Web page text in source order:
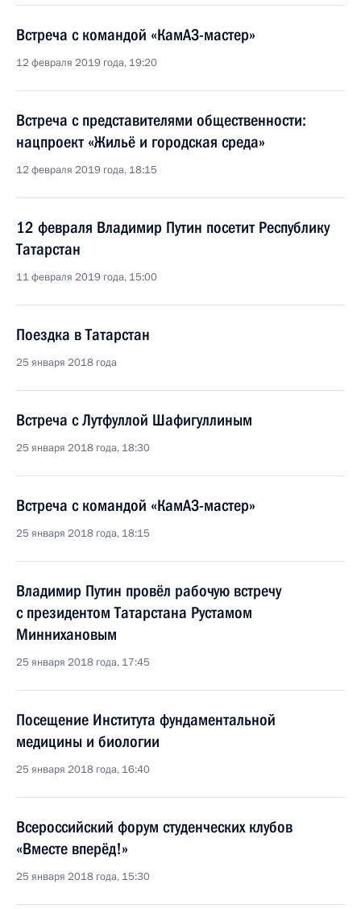
Встреча с командой «КамАЗ-мастер»
12 февраля 2019 года, 19:20
Встреча с представителями общественности:
нацпроект «Жильё и городская среда»
12 февраля 2019 года, 18:15
12 февраля Владимир Путин посетит Республику
Татарстан
11 февраля 2019 года, 15:00
Поездка в Татарстан
25 января 2018 года
Встреча с Лутфуллой Шафигуллиным
25 января 2018 года, 18:30
Встреча с командой «КамАЗ-мастер»
25 января 2018 года, 18:15
Владимир Путин провёл рабочую встречу
с президентом Татарстана Рустамом
Миннихановым
25 января 2018 года, 17:45
Посещение Института фундаментальной
медицины и биологии
25 января 2018 года, 16:40
Всероссийский форум студенческих клубов
«Вместе вперёд!»
25 января 2018 года, 15:30